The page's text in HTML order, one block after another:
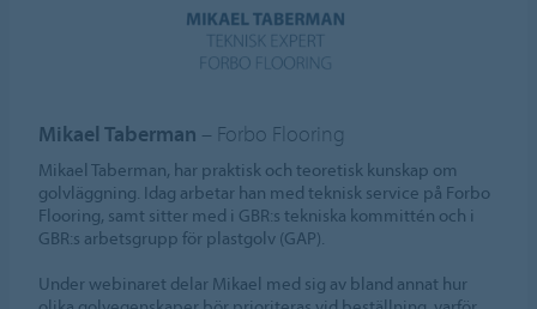
Mikael Taberman – Forbo Flooring
Mikael Taberman, har praktisk och teoretisk kunskap om
golvläggning. Idag arbetar han med teknisk service på Forbo
Flooring, samt sitter med i GBR:s tekniska kommittén och i
GBR:s arbetsgrupp för plastgolv (GAP).
Under webinaret delar Mikael med sig av bland annat hur